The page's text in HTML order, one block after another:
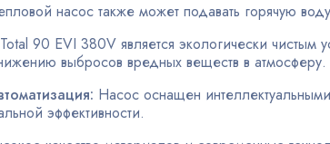
насос также может подавать горячую
90 EVI 380V является экологически чистым
выбросов вредных веществ в атмосферу.
Насос оснащен
эффективности.